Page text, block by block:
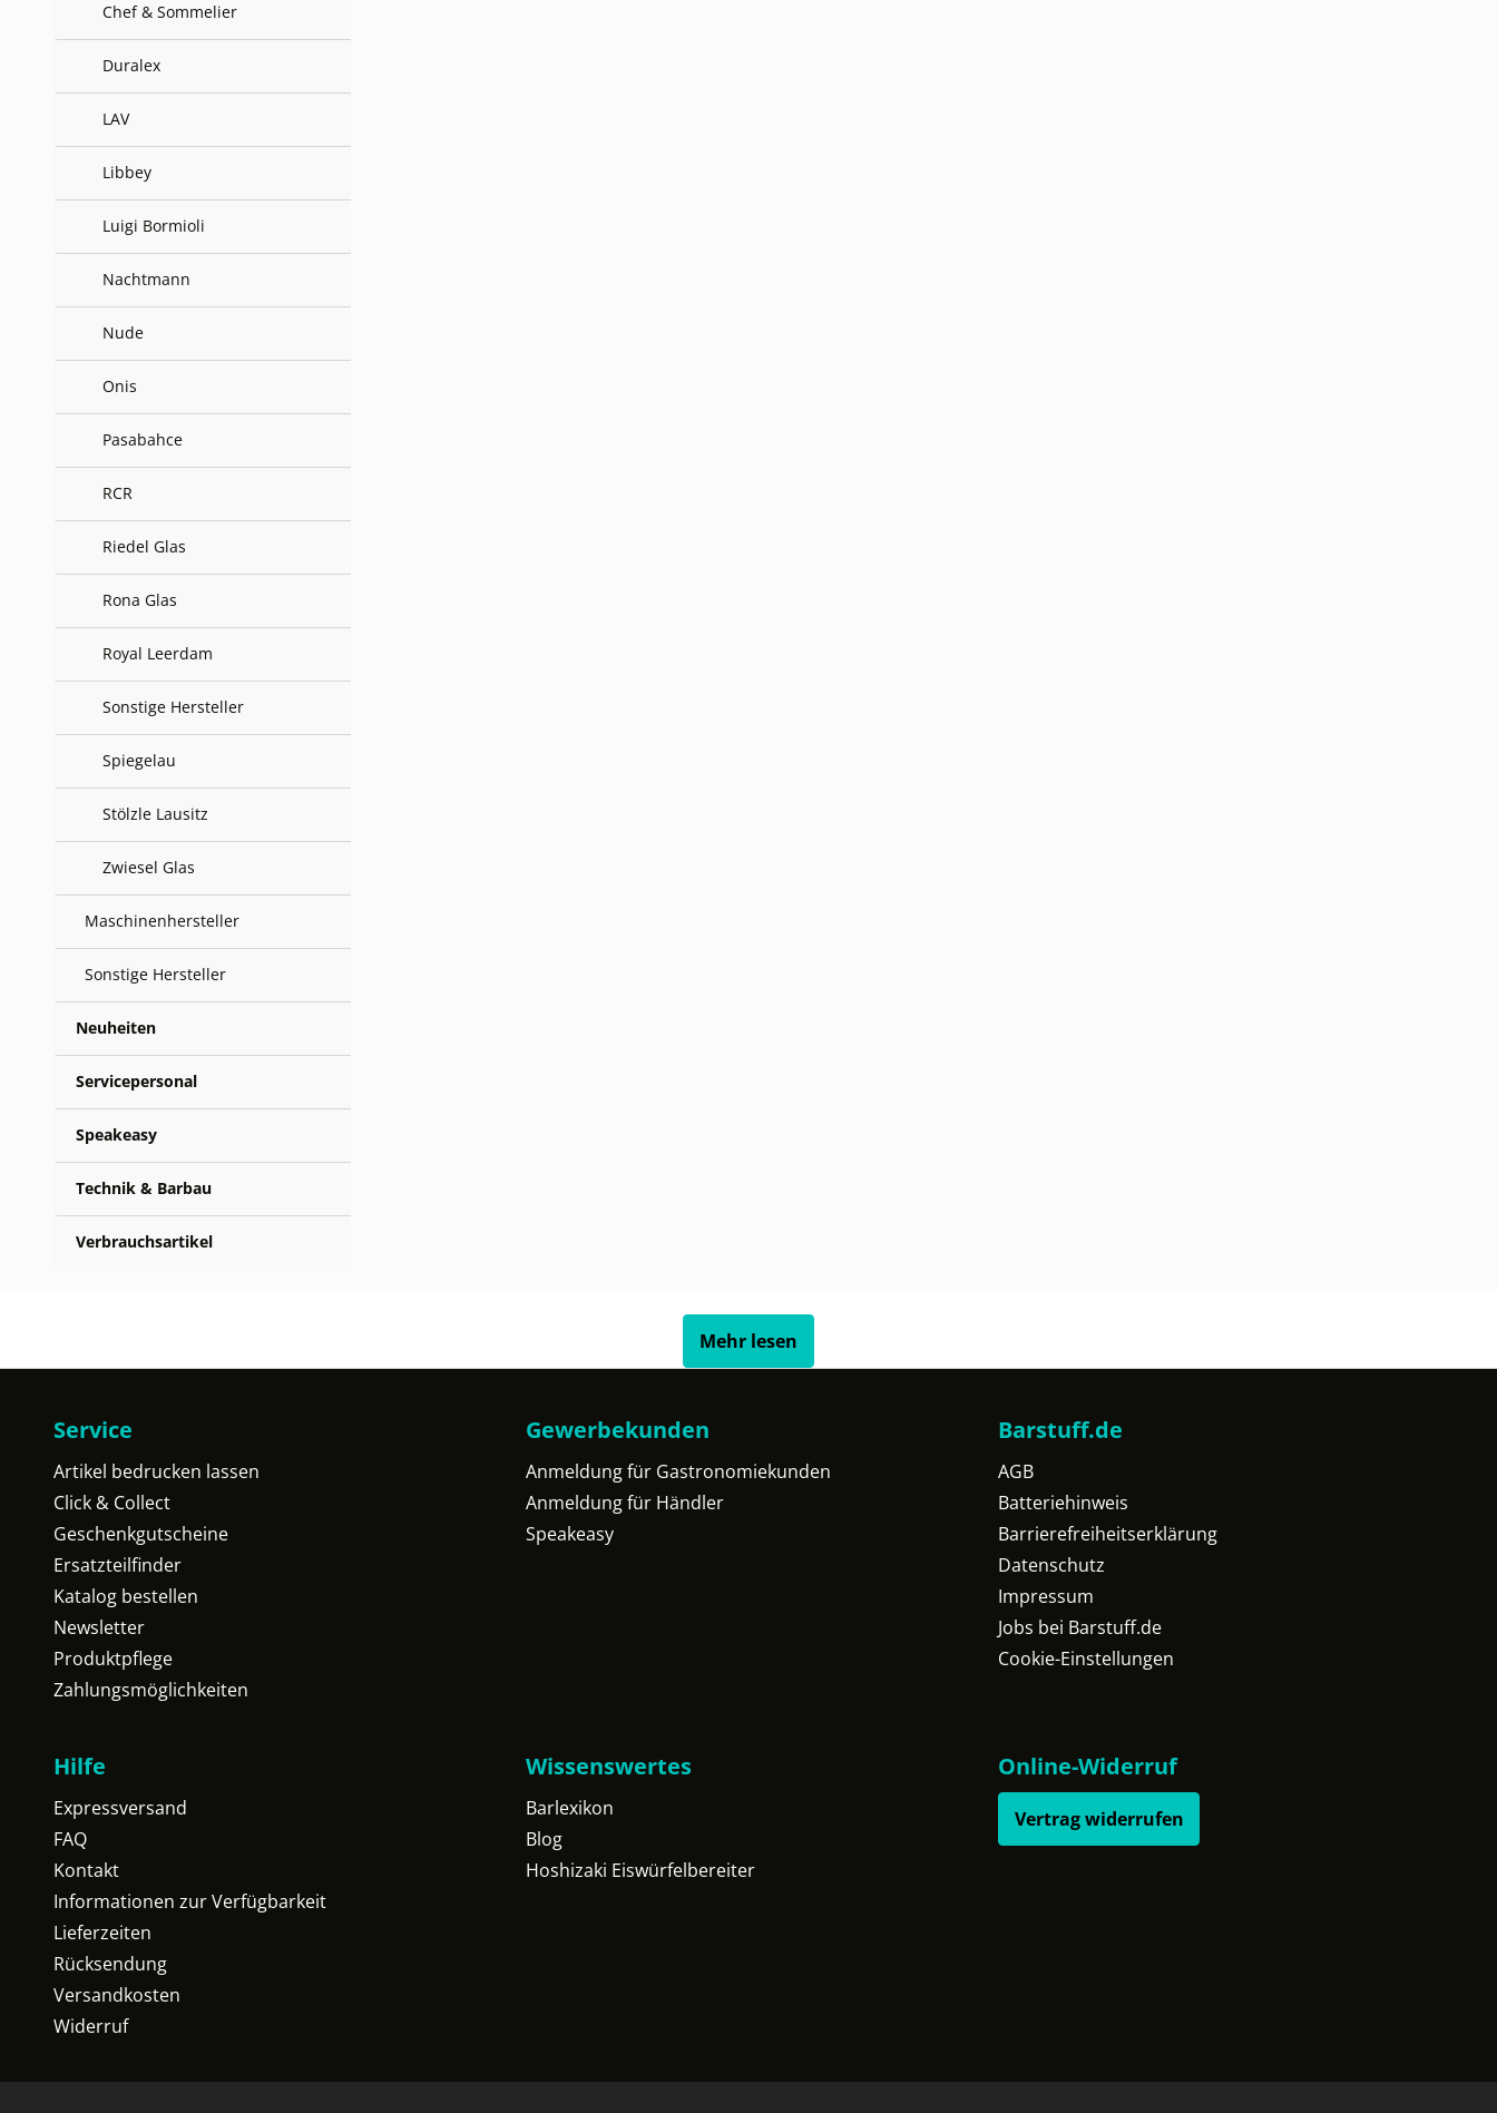
Chef & Sommelier
Duralex
LAV
Libbey
Luigi Bormioli
Nachtmann
Nude
Onis
Pasabahce
RCR
Riedel Glas
Rona Glas
Royal Leerdam
Sonstige Hersteller
Spiegelau
Stölzle Lausitz
Zwiesel Glas
Maschinenhersteller
Sonstige Hersteller
Neuheiten
Servicepersonal
Speakeasy
Technik & Barbau
Verbrauchsartikel
Mehr lesen
Service
Artikel bedrucken lassen
Click & Collect
Geschenkgutscheine
Ersatzteilfinder
Katalog bestellen
Newsletter
Produktpflege
Zahlungsmöglichkeiten
Gewerbekunden
Anmeldung für Gastronomiekunden
Anmeldung für Händler
Speakeasy
Barstuff.de
AGB
Batteriehinweis
Barrierefreiheitserklärung
Datenschutz
Impressum
Jobs bei Barstuff.de
Cookie-Einstellungen
Hilfe
Expressversand
FAQ
Kontakt
Informationen zur Verfügbarkeit
Lieferzeiten
Rücksendung
Versandkosten
Widerruf
Wissenswertes
Barlexikon
Blog
Hoshizaki Eiswürfelbereiter
Online-Widerruf
Vertrag widerrufen